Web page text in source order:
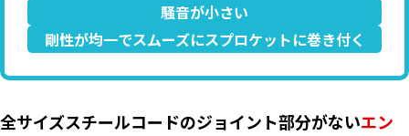
騒音が小さい
剛性が均一でスムーズにスプロケットに巻き付く
全サイズスチールコードのジョイント部分がないエン